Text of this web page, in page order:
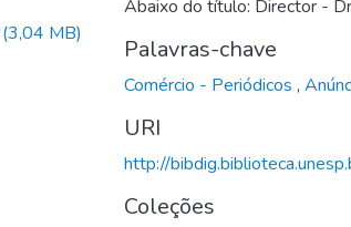
(3,04 MB)
Abaixo do título: Director -
Palavras-chave
Comércio - Periódicos ,
URI
http://
Coleções